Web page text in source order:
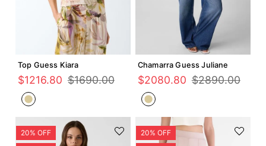
Agregar +
Top Guess Kiara
$1216.80 $1690.00
Agregar +
Chamarra Guess Juliane
$2080.80 $2890.00